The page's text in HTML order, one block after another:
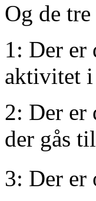
Og de
1: Der er
aktivitet
2: Der er
der gås
3: Der er